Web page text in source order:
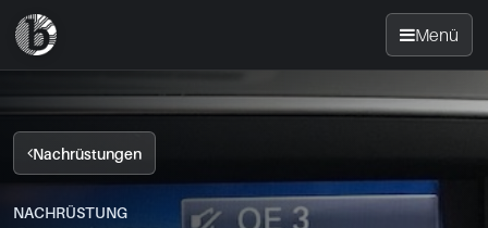
Menü
Startseite
Nachrüsten
Nachrüstungen
NACHRÜSTUNG